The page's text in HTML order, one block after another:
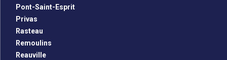
Pont-Saint-Esprit
Privas
Rasteau
Remoulins
Reauville